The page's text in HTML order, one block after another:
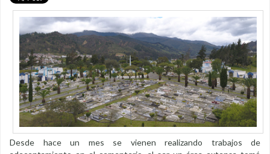
Desde hace un mes se vienen realizando trabajos de